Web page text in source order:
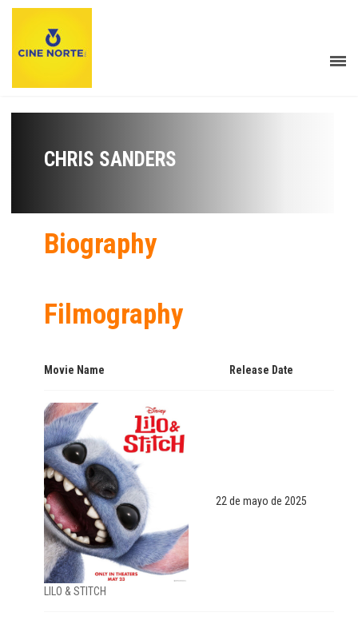
CHRIS SANDERS
Biography
Filmography
Movie Name Release Date
LILO & STITCH
22 de mayo de 2025